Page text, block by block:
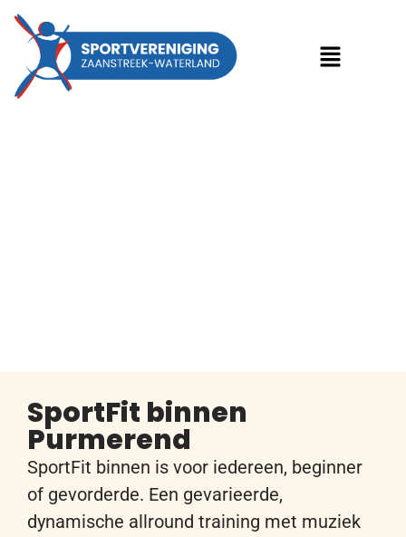
SportFit binnen
Purmerend
SportFit binnen is voor iedereen, beginner
of gevorderde. Een gevarieerde,
dynamische allround training met muziek